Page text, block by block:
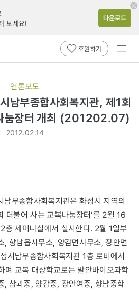
보세요!
다운로드
후원하기
전체
언론보도
남부종합사회복지관, 제1회
눔장터 개최 (201202.07)
2012.02.14
부종합사회복지관은 화성시 지역의
더불어 사는 교복나눔장터’를 2월 16
층 세미나실에서 실시한다. 2월 1일부
, 향남읍사무소, 양감면사무소, 장안면
시남부종합사회복지관 1층 로비에서
며 교복 대상학교로는 발안바이오과학
, 삼괴중, 양감중, 장안여중, 향남중학